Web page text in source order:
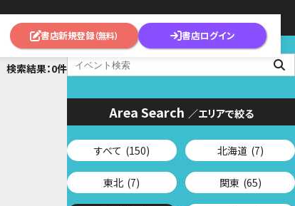
書店新規登録（無料） 書店ログイン
検索結果：0件
Area Search ／エリアで絞る
すべて (150) 北海道 (7)
東北 (7) 関東 (65)